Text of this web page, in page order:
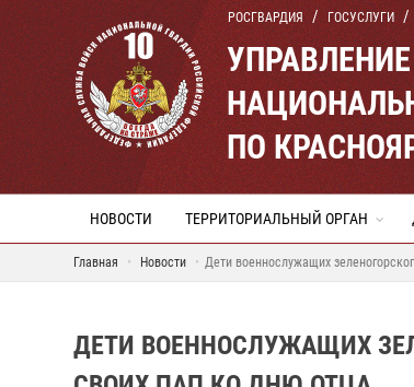
РОСГВАРДИЯ ГОСУСЛУГИ
ПО
НОВОСТИ ТЕРРИТОРИАЛЬНЫЙ ОРГАН
Главная Новости Дети военнослужащих
ДЕТИ ВОЕННОСЛУЖАЩИХ